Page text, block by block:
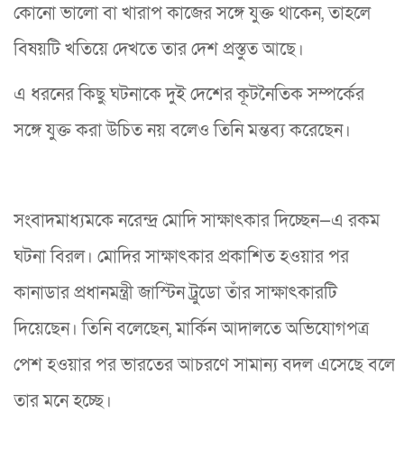
কোনো ভালো বা খারাপ কাজের সঙ্গে যুক্ত থাকেন, তাহলে
বিষয়টি খতিয়ে দেখতে তার দেশ প্রস্তুত আছে।
এ ধরনের কিছু ঘটনাকে দুই দেশের কূটনৈতিক সম্পর্কের
সঙ্গে যুক্ত করা উচিত নয় বলেও তিনি মন্তব্য করেছেন।
সংবাদমাধ্যমকে নরেন্দ্র মোদি সাক্ষাৎকার দিচ্ছেন—এ রকম
ঘটনা বিরল। মোদির সাক্ষাৎকার প্রকাশিত হওয়ার পর
কানাডার প্রধানমন্ত্রী জাস্টিন ট্রুডো তাঁর সাক্ষাৎকারটি
দিয়েছেন। তিনি বলেছেন, মার্কিন আদালতে অভিযোগপত্র
পেশ হওয়ার পর ভারতের আচরণে সামান্য বদল এসেছে বলে
তার মনে হচ্ছে।